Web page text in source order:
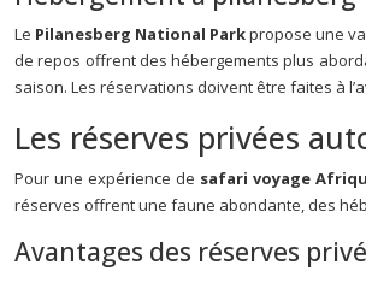
Le Pilanesberg National Parkpropose une
de repos offrent des hébergements plus
saison. Les réservations doivent être faites à
Les réserves privées
Pour une expérience de safari voyage
réserves offrent une faune abondante, des
Avantages des réserves